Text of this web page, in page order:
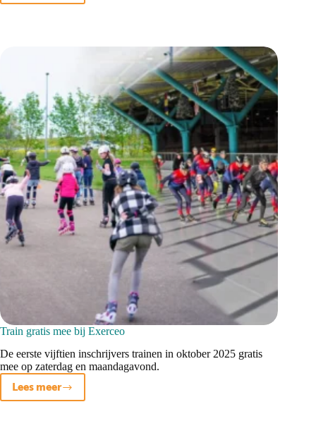
gratis
Train gratis mee bij Exerceo
De eerste vijftien inschrijvers trainen in oktober 2025 gratis
mee op zaterdag en maandagavond.
Lees meer
Train
gratis